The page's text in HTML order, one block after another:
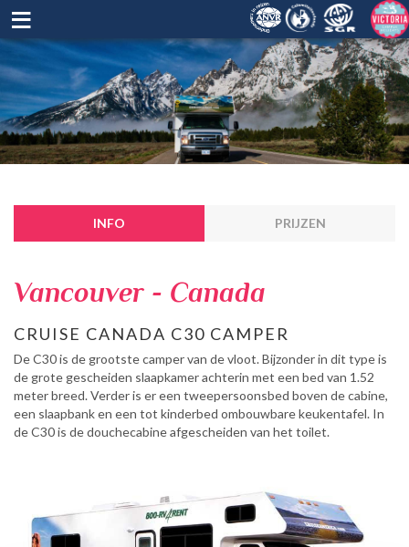
≡
INFO PRIJZEN
Vancouver - Canada
CRUISE CANADA C30 CAMPER
De C30 is de grootste camper van de vloot. Bijzonder in dit type is
de grote gescheiden slaapkamer achterin met een bed van 1.52
meter breed. Verder is er een tweepersoonsbed boven de cabine,
een slaapbank en een tot kinderbed ombouwbare keukentafel. In
de C30 is de douchecabine afgescheiden van het toilet.